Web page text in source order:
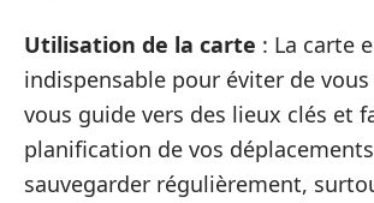
Utilisation de la carte : La carte
indispensable pour éviter de
vous guide vers des lieux clés et
planification de vos
sauvegarder régulièrement,